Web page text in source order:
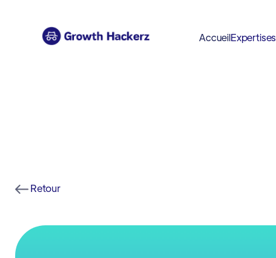
AccueilExpertises
Retour